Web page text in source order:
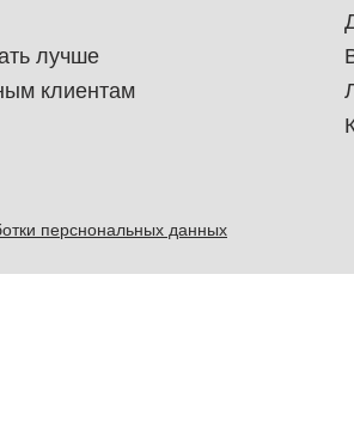
лучше
клиентам
перснональных данных